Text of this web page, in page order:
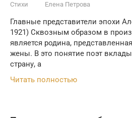
Стихи Елена Петрова
Главные представители эпохи
1921) Сквозным образом в
является родина,
жены. В это понятие поэт
страну, а
Читать полностью